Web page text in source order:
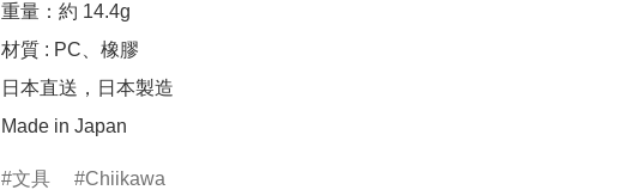
重量：約 14.4g
材質 : PC、橡膠
日本直送，日本製造
Made in Japan
文具 Chiikawa